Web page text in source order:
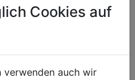
Cookies auf
verwenden auch wir